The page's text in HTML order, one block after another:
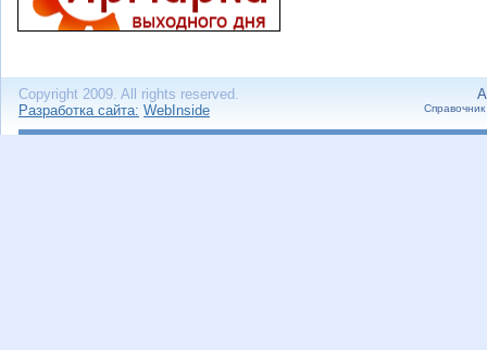
Copyright 2009. All rights reserved.
Разработка сайта: WebInside